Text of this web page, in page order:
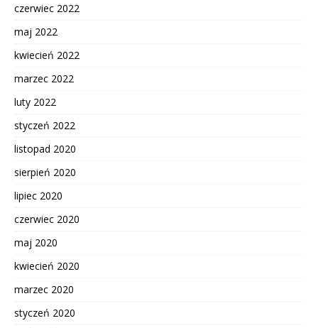
czerwiec 2022
maj 2022
kwiecień 2022
marzec 2022
luty 2022
styczeń 2022
listopad 2020
sierpień 2020
lipiec 2020
czerwiec 2020
maj 2020
kwiecień 2020
marzec 2020
styczeń 2020